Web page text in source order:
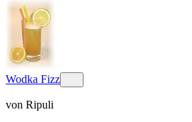
Wodka Fizz
von Ripuli